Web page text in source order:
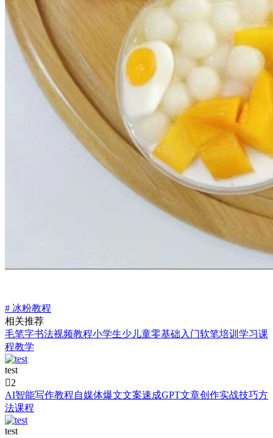
# 冰粉教程
相关推荐
毛笔字书法视频教程小学生少儿童零基础入门软笔培训学习课
程教学
test
2
AI智能写作教程自媒体爆文文案速成GPT文章创作实战技巧方
法课程
test